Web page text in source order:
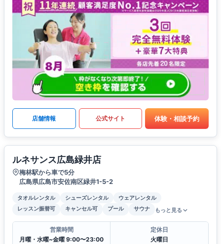
店舗情報 公式サイト 体験・相談予約
ルネサンス広島緑井店
梅林駅から車で5分
広島県広島市安佐南区緑井1-5-2
タオルレンタル シューズレンタル
ウェアレンタル
レッスン振替可
キャンセル可 プール サウナ もっと見る
営業時間
月曜・水曜~金曜 9:00〜23:00
定休日
火曜日